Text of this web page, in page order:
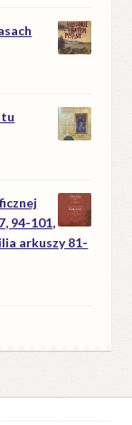
94-101,
arkuszy 81-